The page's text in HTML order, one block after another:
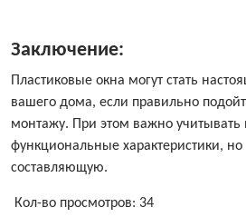
Заключение:
Пластиковые окна могут стать
вашего дома, если правильно
монтажу. При этом важно учитывать
функциональные характеристики, но
составляющую.
Кол-во просмотров: 34